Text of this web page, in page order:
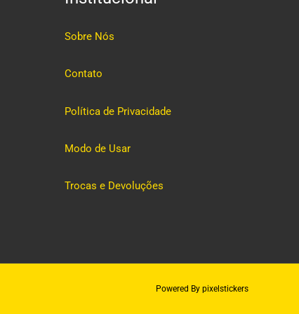
Sobre Nós
Contato
Política de Privacidade
Modo de Usar
Trocas e Devoluções
Powered By pixelstickers